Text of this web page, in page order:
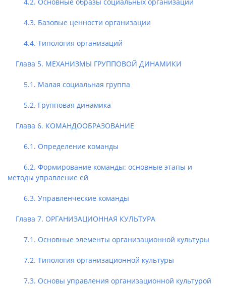
4.3. Базовые ценности организации
4.4. Типология организаций
Глава 5. МЕХАНИЗМЫ ГРУППОВОЙ ДИНАМИКИ
5.1. Малая социальная группа
5.2. Групповая динамика
Глава 6. КОМАНДООБРАЗОВАНИЕ
6.1. Определение команды
6.2. Формирование команды: основные этапы и
методы управление ей
6.3. Управленческие команды
Глава 7. ОРГАНИЗАЦИОННАЯ КУЛЬТУРА
7.1. Основные элементы организационной культуры
7.2. Типология организационной культуры
7.3. Основы управления организационной культурой